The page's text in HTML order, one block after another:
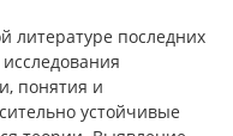
литературе последних
понятия и
устойчивые